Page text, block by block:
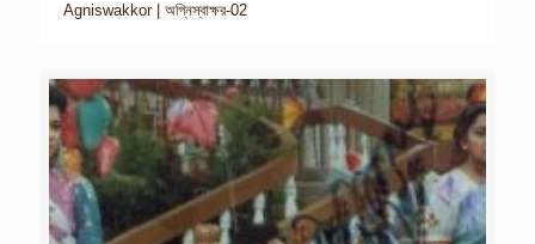
Agniswakkor | অগ্নিস্বাক্ষর-02